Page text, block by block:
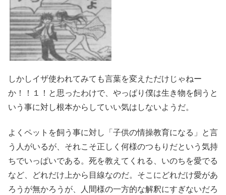
しかしイザ使われてみても言葉を変えただけじゃねー
か！！１！と思ったわけで、やっぱり僕は生き物を飼うと
いう事に対し根本からしていい気はしないようだ。
よくペットを飼う事に対し「子供の情操教育になる」と言
う人がいるが、それこそ正しく何様のつもりだという気持
ちでいっぱいである。死を教えてくれる、いのちを愛でる
など、どれだけ上から目線なのだ。そこにどれだけ愛があ
ろうが無かろうが、人間様の一方的な解釈にすぎないだろ